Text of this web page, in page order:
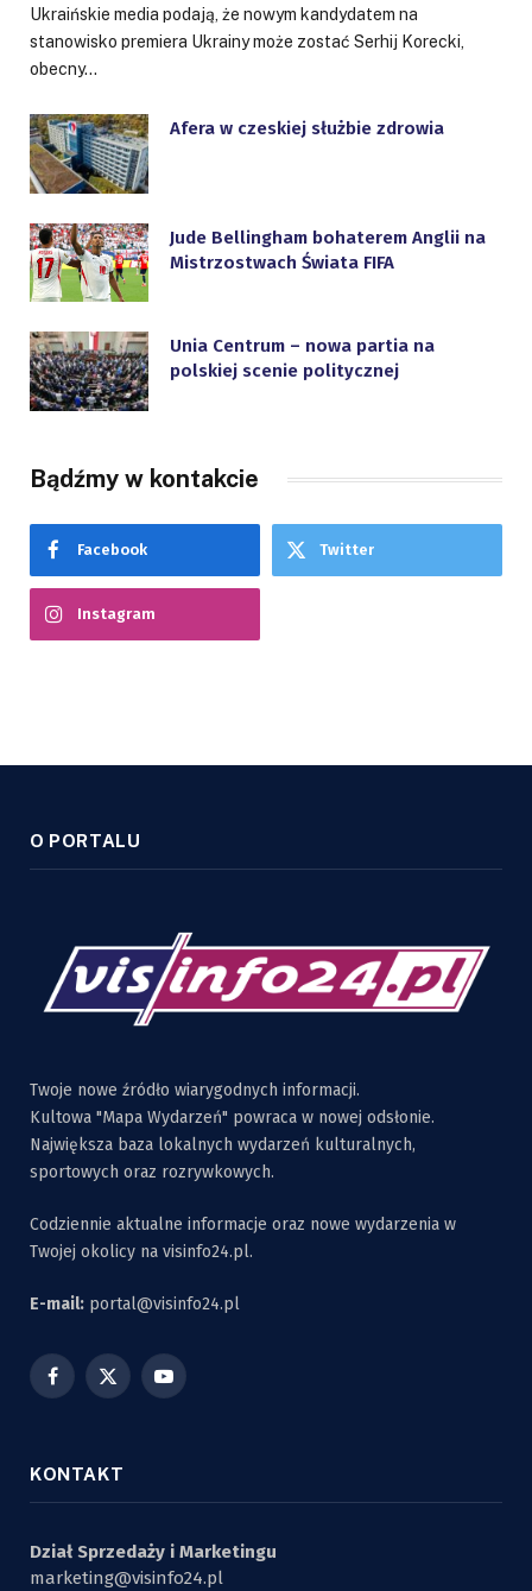
Ukraińskie media podają, że nowym kandydatem na
stanowisko premiera Ukrainy może zostać Serhij Korecki,
obecny…
Afera w czeskiej służbie zdrowia
Jude Bellingham bohaterem Anglii na
Mistrzostwach Świata FIFA
Unia Centrum – nowa partia na
polskiej scenie politycznej
Bądźmy w kontakcie
Facebook Twitter
Instagram
O PORTALU
Twoje nowe źródło wiarygodnych informacji.
Kultowa "Mapa Wydarzeń" powraca w nowej odsłonie.
Największa baza lokalnych wydarzeń kulturalnych,
sportowych oraz rozrywkowych.
Codziennie aktualne informacje oraz nowe wydarzenia w
Twojej okolicy na visinfo24.pl.
E-mail: portal@visinfo24.pl
Facebook
X
YouTube
KONTAKT
Dział Sprzedaży i Marketingu
marketing@visinfo24.pl